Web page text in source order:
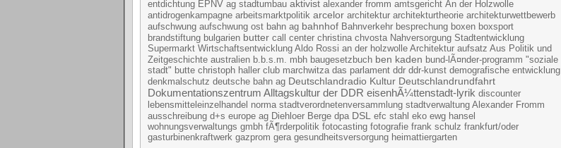
entdichtung EPNV ag stadtumbau aktivist alexander fromm amtsgericht An der Holzwolle
antidrogenkampagne arbeitsmarktpolitik arcelor architektur architekturtheorie architekturwettbewerb
aufschwung aufschwung ost bahn ag bahnhof Bahnverkehr besprechung boxen boxsport
brandstiftung bulgarien butter call center christina chvosta Nahversorgung Stadtentwicklung
Supermarkt Wirtschaftsentwicklung Aldo Rossi an der holzwolle Architektur aufsatz Aus Politik und
Zeitgeschichte australien b.b.s.m. mbh baugesetzbuch ben kaden bund-lÃ¤nder-programm "soziale
stadt" butte christoph haller club marchwitza das parlament ddr ddr-kunst demografische entwicklung
denkmalschutz deutsche bahn ag Deutschlandradio Kultur Deutschlandrundfahrt
Dokumentationszentrum Alltagskultur der DDR eisenhÃ¼ttenstadt-lyrik discounter
lebensmitteleinzelhandel norma stadtverordnetenversammlung stadtverwaltung Alexander Fromm
ausschreibung d+s europe ag Diehloer Berge dpa DSL efc stahl eko ewg hansel
wohnungsverwaltungs gmbh fÃ¶rderpolitik fotocasting fotografie frank schulz frankfurt/oder
gasturbinenkraftwerk gazprom gera gesundheitsversorgung heimattiergarten